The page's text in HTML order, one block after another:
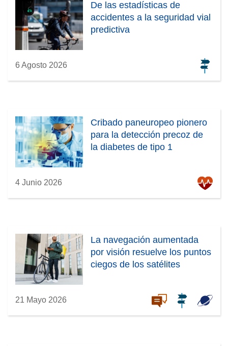
De las estadísticas de
accidentes a la seguridad vial
predictiva
6 Agosto 2026
Cribado paneuropeo pionero
para la detección precoz de
la diabetes de tipo 1
4 Junio 2026
La navegación aumentada
por visión resuelve los puntos
ciegos de los satélites
21 Mayo 2026